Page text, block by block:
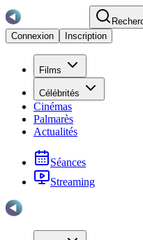
Connexion
Inscription
Films
Célébrités
Cinémas
Palmarès
Actualités
Séances
Streaming